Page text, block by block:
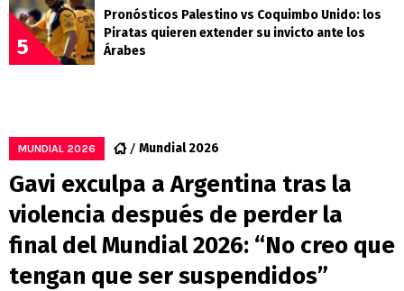
5
Pronósticos Palestino vs Coquimbo Unido: los
Piratas quieren extender su invicto ante los
Árabes
MUNDIAL 2026 Mundial 2026
Gavi exculpa a Argentina tras la
violencia después de perder la
final del Mundial 2026: “No creo que
tengan que ser suspendidos”